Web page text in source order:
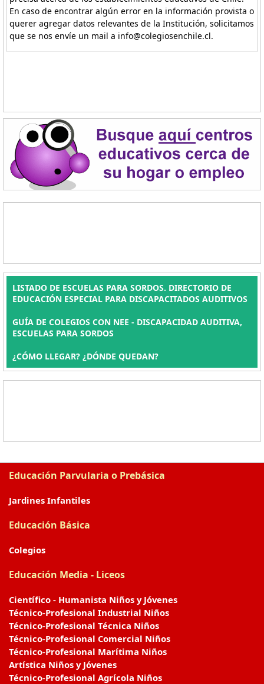
En caso de encontrar algún error en la información provista o
querer agregar datos relevantes de la Institución, solicitamos
que se nos envíe un mail a info@colegiosenchile.cl.
LISTADO DE ESCUELAS PARA SORDOS. DIRECTORIO DE
EDUCACIÓN ESPECIAL PARA DISCAPACITADOS AUDITIVOS
GUÍA DE COLEGIOS CON NEE - DISCAPACIDAD AUDITIVA,
ESCUELAS PARA SORDOS
¿CÓMO LLEGAR? ¿DÓNDE QUEDAN?
Educación Parvularia o Prebásica
Jardines Infantiles
Educación Básica
Colegios
Educación Media - Liceos
Científico - Humanista Niños y Jóvenes
Técnico-Profesional Industrial Niños
Técnico-Profesional Técnica Niños
Técnico-Profesional Comercial Niños
Técnico-Profesional Marítima Niños
Artística Niños y Jóvenes
Técnico-Profesional Agrícola Niños